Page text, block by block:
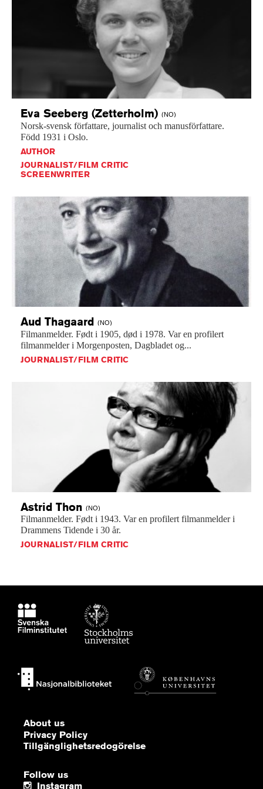
Eva Seeberg (Zetterholm) (NO)
Norsk-svensk författare, journalist och manusförfattare.
Född 1931 i Oslo.
AUTHOR
JOURNALIST/FILM CRITIC
SCREENWRITER
Aud Thagaard (NO)
Filmanmelder. Født i 1905, død i 1978. Var en profilert
filmanmelder i Morgenposten, Dagbladet og...
JOURNALIST/FILM CRITIC
Astrid Thon (NO)
Filmanmelder. Født i 1943. Var en profilert filmanmelder i
Drammens Tidende i 30 år.
JOURNALIST/FILM CRITIC
About us
Privacy Policy
Tillgänglighetsredogörelse
Follow us
Instagram